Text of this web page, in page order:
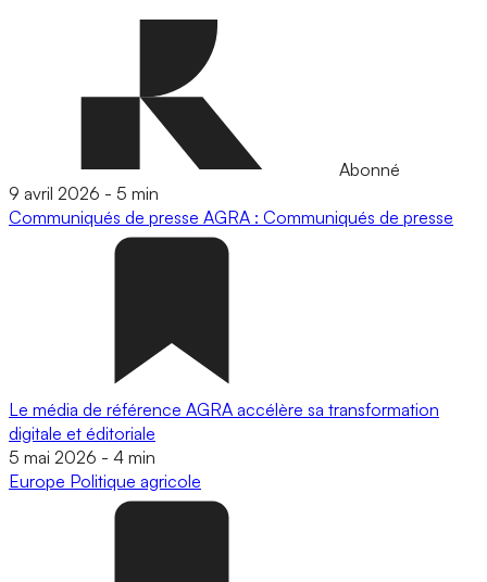
Abonné
9 avril 2026 - 5 min
Communiqués de presse AGRA : Communiqués de presse
Le média de référence AGRA accélère sa transformation
digitale et éditoriale
5 mai 2026 - 4 min
Europe Politique agricole